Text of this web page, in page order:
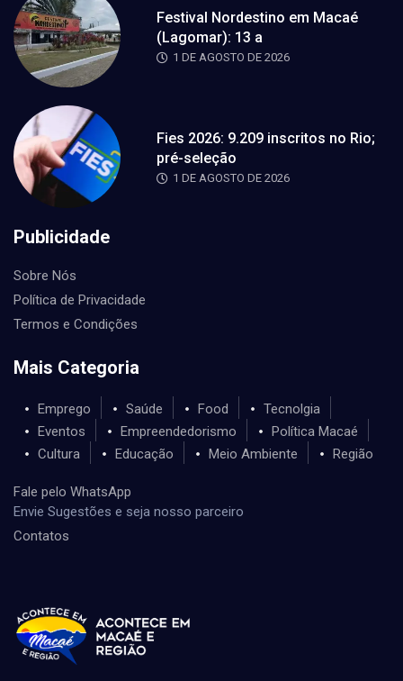
Festival Nordestino em Macaé
(Lagomar): 13 a
1 DE AGOSTO DE 2026
Fies 2026: 9.209 inscritos no Rio;
pré-seleção
1 DE AGOSTO DE 2026
Publicidade
Sobre Nós
Política de Privacidade
Termos e Condições
Mais Categoria
Emprego Saúde Food
Tecnolgia
Eventos
Empreendedorismo
Política Macaé
Cultura
Educação Meio Ambiente Região
Fale pelo WhatsApp
Envie Sugestões e seja nosso parceiro
Contatos